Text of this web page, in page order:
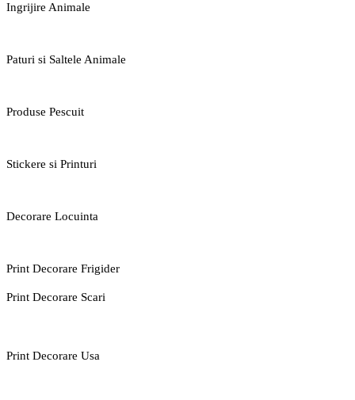
Ingrijire Animale
Paturi si Saltele Animale
Produse Pescuit
Stickere si Printuri
Decorare Locuinta
Print Decorare Frigider
Print Decorare Scari
Print Decorare Usa